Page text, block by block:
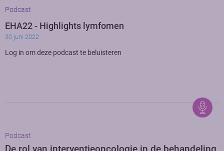
Podcast
EHA22 - Highlights lymfomen
30 juni 2022
Log in om deze podcast te beluisteren
Podcast